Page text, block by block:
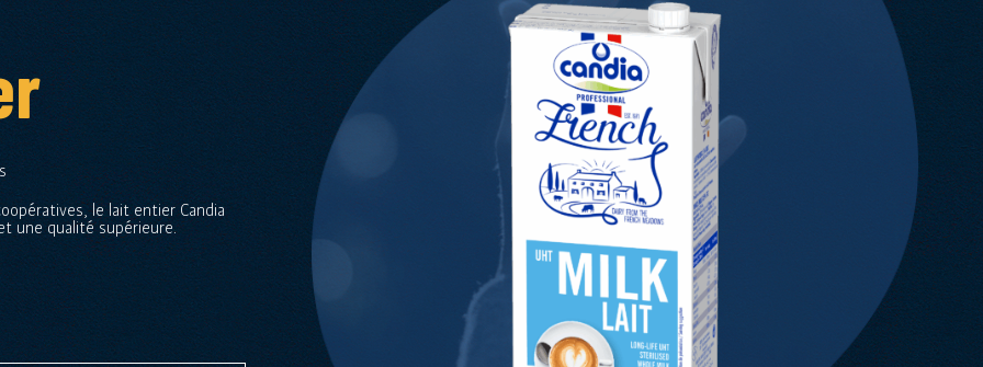
le lait entier Candia
une qualité supérieure.